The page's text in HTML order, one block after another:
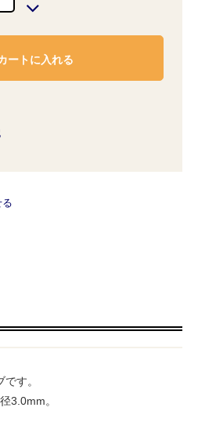
ートに入れる
す。
3.0mm。